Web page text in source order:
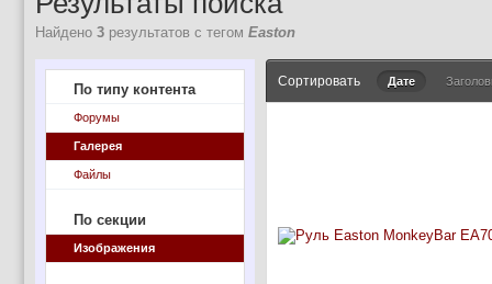
Найдено 3 результатов с тегом Easton
По типу контента
Форумы
Галерея
Файлы
По секции
Изображения
Сортировать Дате